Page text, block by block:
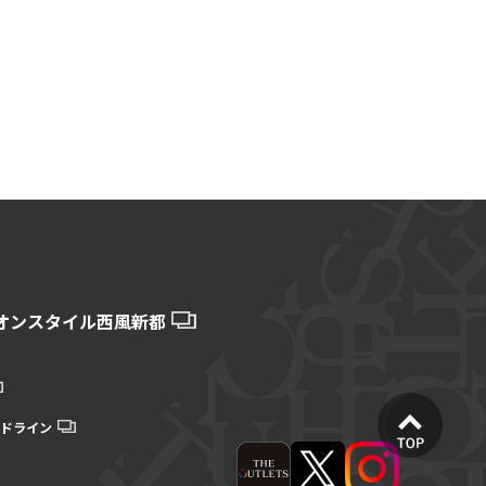
ンスタイル西風新都
ライン